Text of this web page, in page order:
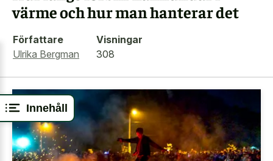
Innehåll
värme och hur man hanterar det
Författare
Ulrika Bergman
Visningar
308